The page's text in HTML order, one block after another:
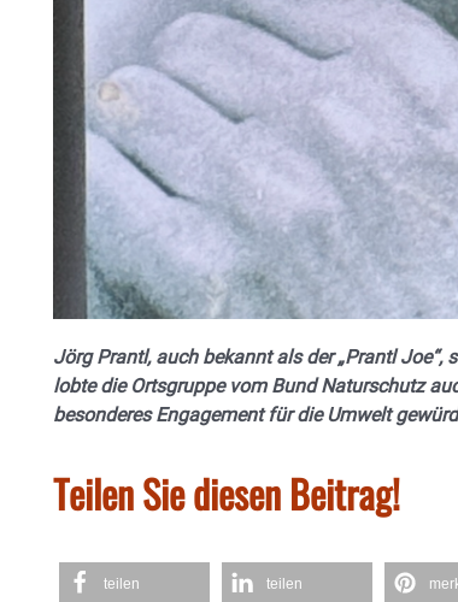
Jörg Prantl, auch bekannt als der „Prantl
lobte die Ortsgruppe vom Bund Naturschutz
besonderes Engagement für die Umwelt
Teilen Sie diesen Beitrag!
teilen teilen